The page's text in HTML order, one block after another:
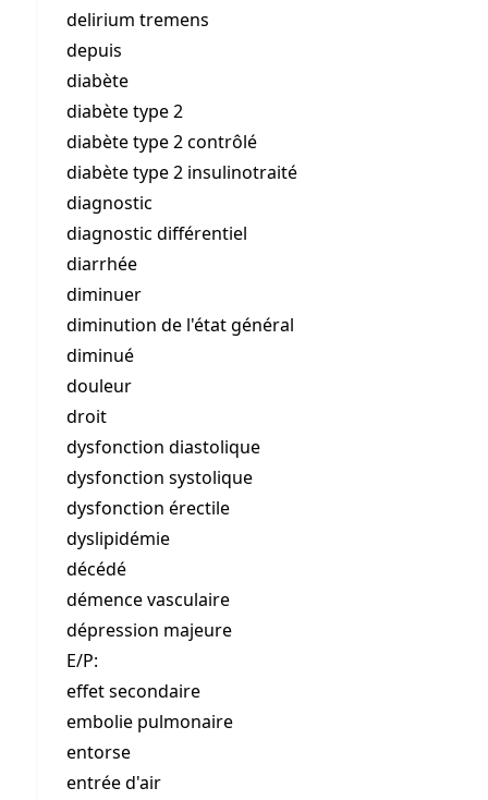
delirium tremens
depuis
diabète
diabète type 2
diabète type 2 contrôlé
diabète type 2 insulinotraité
diagnostic
diagnostic différentiel
diarrhée
diminuer
diminution de l'état général
diminué
douleur
droit
dysfonction diastolique
dysfonction systolique
dysfonction érectile
dyslipidémie
décédé
démence vasculaire
dépression majeure
E/P:
effet secondaire
embolie pulmonaire
entorse
entrée d'air